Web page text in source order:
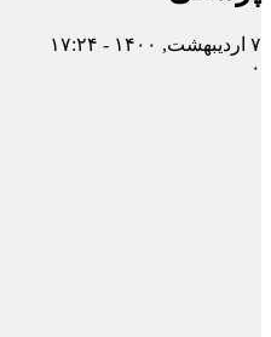
۷ اردیبهشت, ۱۴۰۰ - ۱۷:۲۴
۰